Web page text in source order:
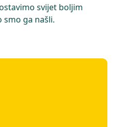
svijet boljim
ga našli.